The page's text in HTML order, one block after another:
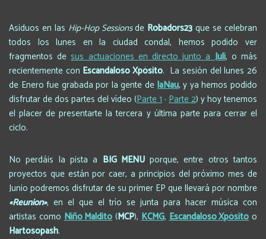
Asiduos en las Hip-Hop Sessionsde Robadors23 que se celebran
todos los lunes en la ciudad condal, hemos podido ver
fragmentos desus actuaciones en directo junto aJuli, o más
recientemente con Escandaloso Xpósito. La sesión del lunes 26
de Enero fue grabada por la gente delaNau, y ya hemos podido
disfrutar de dos partes del vídeo (Parte 1 · Parte 2) y hoy tenemos
el placer de presentarte la tercera y última parte para cerrar el
ciclo.
No perdáis la pista a BIG MENUporque, entre otros tantos
proyectos que están por caer, a principios del próximo mes de
Junio podremos disfrutar de su primer EP que llevará por nombre
«Reunion», en el que el trío se junta para hacer música con
artistas comoNiño Maldito(MCP),KCMG,Escandaloso Xpósitoo
Hartosopash.